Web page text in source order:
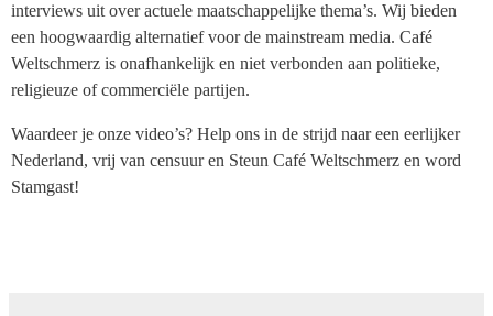
interviews uit over actuele maatschappelijke thema’s. Wij bieden
een hoogwaardig alternatief voor de mainstream media. Café
Weltschmerz is onafhankelijk en niet verbonden aan politieke,
religieuze of commerciële partijen.
Waardeer je onze video’s? Help ons in de strijd naar een eerlijker
Nederland, vrij van censuur en Steun Café Weltschmerz en word
Stamgast!